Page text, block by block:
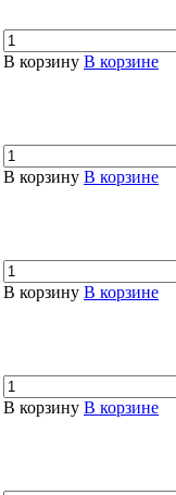
В корзину В корзине
В корзину В корзине
В корзину В корзине
В корзину В корзине